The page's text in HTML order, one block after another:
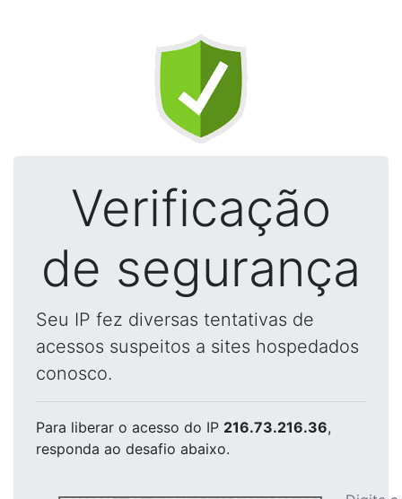
Verificação
de segurança
Seu IP fez diversas tentativas de
acessos suspeitos a sites hospedados
conosco.
Para liberar o acesso do IP 216.73.216.36,
responda ao desafio abaixo.